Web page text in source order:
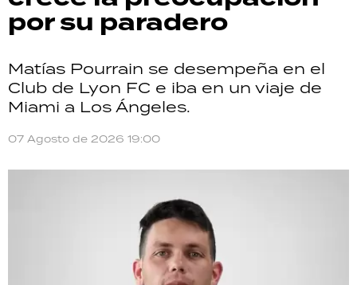
por su paradero
Matías Pourrain se desempeña en el
Club de Lyon FC e iba en un viaje de
Miami a Los Ángeles.
07 Agosto de 2026 19:00